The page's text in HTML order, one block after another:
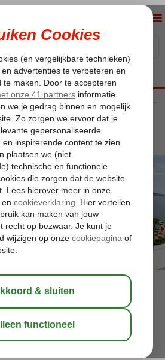
Bodrum-Centrum Agaya Bodrum Resort Adult Only
Adult Only
-Hotel
16 jaar
2023